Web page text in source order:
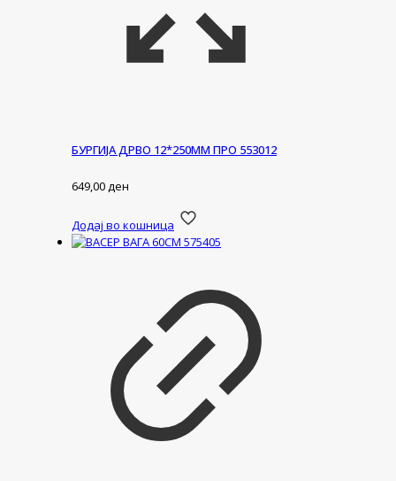
БУРГИЈА ДРВО 12*250ММ ПРО 553012
649,00ден
Додај во кошница